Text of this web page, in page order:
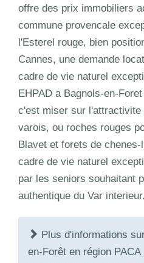
offre des prix immobiliers
commune provencale
l'Esterel rouge, bien
Cannes, une demande
cadre de vie naturel
EHPAD a Bagnols-en-
c'est miser sur l'attractivite
varois, ou roches rouges
Blavet et forets de
cadre de vie naturel
par les seniors souhaitant
authentique du Var interieur.
Plus d'informations
en-Forêt en région